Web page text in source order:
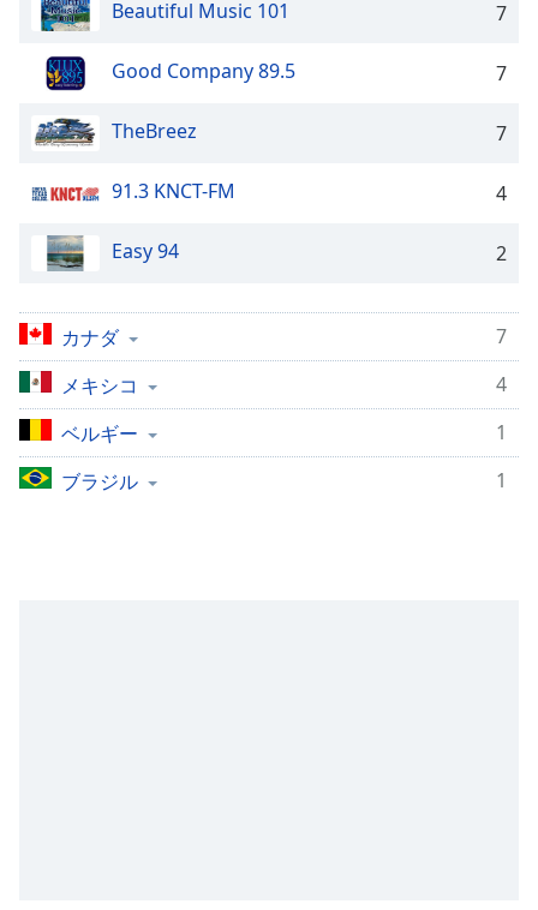
Rate
Chapters
Descriptions
descriptions
selected
subtitles
settings,
opens
subtitles
settings
dialog
subtitles
Beautiful Music 101 7
Good Company 89.5 7
TheBreez 7
91.3 KNCT-FM 4
Easy 94 2
カナダ
7
メキシコ
4
ベルギー
1
ブラジル
1